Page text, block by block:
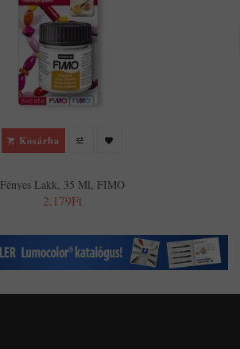
Kosárba
Fényes Lakk, 35 Ml, FIMO
2,179Ft